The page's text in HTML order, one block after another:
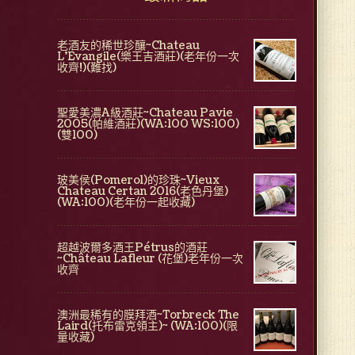
老酒友的稀世珍釀~Chateau
L'Evangile(樂王吉酒莊)(老年份一次
收齊!)(難找)
聖愛美濃A級酒莊~Chateau Pavie
2005(帕維酒莊)(WA:100 WS:100)
(雙100)
玻美侯(Pomerol)的珍珠~Vieux
Chateau Certan 2016(老色丹堡)
(WA:100)(老年份一起收藏)
超越波爾多酒王Pétrus的酒莊
~Château Lafleur (花堡)老年份一次
收齊
澳洲最稀有的膜拜酒~Torbreck The
Laird(托布雷克領主)~ (WA:100)(限
量收藏)